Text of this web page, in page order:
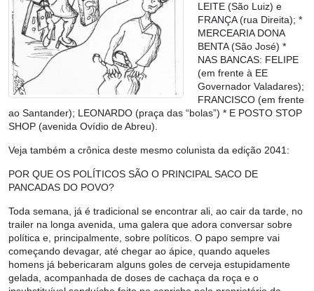
LEITE (São Luiz) e
FRANÇA (rua Direita); *
MERCEARIA DONA
BENTA (São José) *
NAS BANCAS: FELIPE
(em frente à EE
Governador Valadares);
FRANCISCO (em frente
ao Santander); LEONARDO (praça das “bolas”) * E POSTO STOP
SHOP (avenida Ovídio de Abreu).
Veja também a crônica deste mesmo colunista da edição 2041:
POR QUE OS POLÍTICOS SÃO O PRINCIPAL SACO DE
PANCADAS DO POVO?
Toda semana, já é tradicional se encontrar ali, ao cair da tarde, no
trailer na longa avenida, uma galera que adora conversar sobre
política e, principalmente, sobre políticos. O papo sempre vai
começando devagar, até chegar ao ápice, quando aqueles
homens já bebericaram alguns goles de cerveja estupidamente
gelada, acompanhada de doses de cachaça da roça e o